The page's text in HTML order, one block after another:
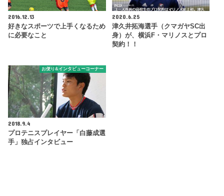
2016.12.13
好きなスポーツで上手くなるため
に必要なこと
2020.6.25
津久井拓海選手（クマガヤSC出
身）が、横浜F・マリノスとプロ
契約！！
お便り&インタビューコーナー
2018.9.4
プロテニスプレイヤー「白藤成選
手」独占インタビュー